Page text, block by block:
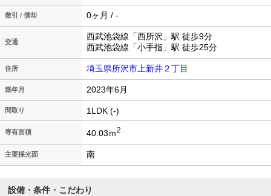
敷引 / 償却 0ヶ月 / -
交通
西武池袋線「西所沢」駅 徒歩9分
西武池袋線「小手指」駅 徒歩25分
住所 埼玉県所沢市上新井２丁目
築年月 2023年6月
間取り 1LDK (-)
専有面積 40.03ｍ2
主要採光面 南
設備・条件・こだわり